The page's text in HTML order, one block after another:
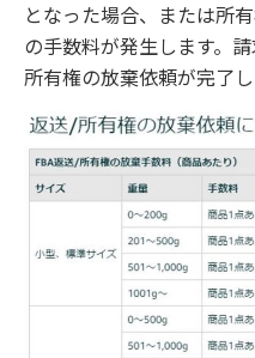
となった場合、または所
の手数料が発生します。
所有権の放棄依頼が完了し